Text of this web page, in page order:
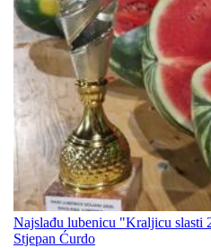
Najslađu lubenicu "Kraljicu slasti
Stjepan Ćurdo